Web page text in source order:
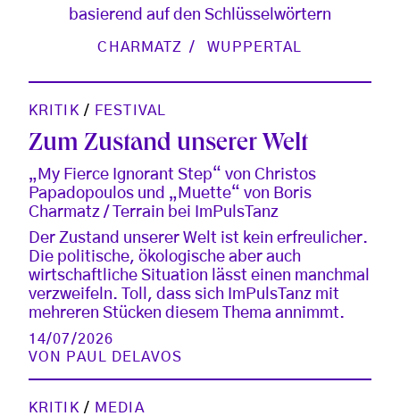
basierend auf den Schlüsselwörtern
CHARMATZ WUPPERTAL
KRITIK / FESTIVAL
Zum Zustand unserer Welt
„My Fierce Ignorant Step“ von Christos
Papadopoulos und „Muette“ von Boris
Charmatz / Terrain bei ImPulsTanz
Der Zustand unserer Welt ist kein erfreulicher.
Die politische, ökologische aber auch
wirtschaftliche Situation lässt einen manchmal
verzweifeln. Toll, dass sich ImPulsTanz mit
mehreren Stücken diesem Thema annimmt.
14/07/2026
VON
PAUL DELAVOS
KRITIK / MEDIA